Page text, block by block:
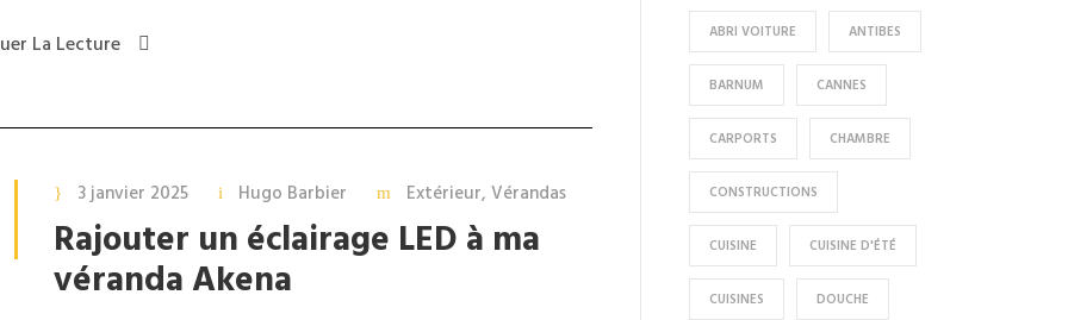
La Lecture
3 janvier 2025 Hugo Barbier Extérieur, Vérandas
Rajouter un éclairage LED à ma
véranda Akena
ABRI VOITURE ANTIBES
BARNUM CANNES
CARPORTS CHAMBRE
CONSTRUCTIONS
CUISINE CUISINE D'ÉTÉ
CUISINES DOUCHE